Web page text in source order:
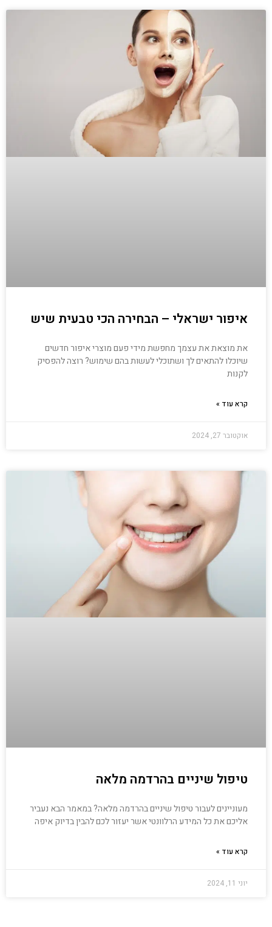
איפור ישראלי – הבחירה הכי טבעית שיש
את מוצאת את עצמך מחפשת מידי פעם מוצרי איפור חדשים
שיוכלו להתאים לך ושתוכלי לעשות בהם שימוש? רוצה להפסיק
לקנות
קרא עוד »
אוקטובר 27, 2024
טיפול שיניים בהרדמה מלאה
מעוניינים לעבור טיפול שיניים בהרדמה מלאה? במאמר הבא נעביר
אליכם את כל המידע הרלוונטי אשר יעזור לכם להבין בדיוק איפה
קרא עוד »
יוני 11, 2024